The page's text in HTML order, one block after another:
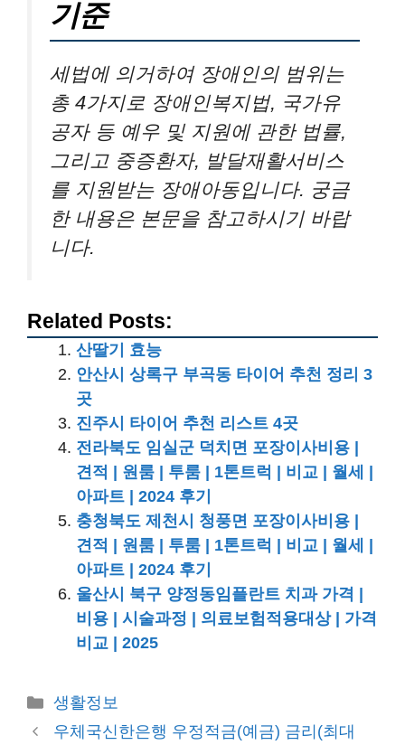
기준
세법에 의거하여 장애인의 범위는
총 4가지로 장애인복지법, 국가유
공자 등 예우 및 지원에 관한 법률,
그리고 중증환자, 발달재활서비스
를 지원받는 장애아동입니다. 궁금
한 내용은 본문을 참고하시기 바랍
니다.
Related Posts:
산딸기 효능
안산시 상록구 부곡동 타이어 추천 정리 3
곳
진주시 타이어 추천 리스트 4곳
전라북도 임실군 덕치면 포장이사비용 |
견적 | 원룸 | 투룸 | 1톤트럭 | 비교 | 월세 |
아파트 | 2024 후기
충청북도 제천시 청풍면 포장이사비용 |
견적 | 원룸 | 투룸 | 1톤트럭 | 비교 | 월세 |
아파트 | 2024 후기
울산시 북구 양정동임플란트 치과 가격 |
비용 | 시술과정 | 의료보험적용대상 | 가격
비교 | 2025
카
테
생활정보
우체국신한은행 우정적금(예금) 금리(최대